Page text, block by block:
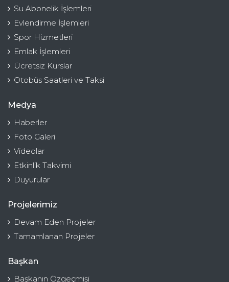
Su Abonelik İşlemleri
Evlendirme İşlemleri
Spor Hizmetleri
Emlak İşlemleri
Ücretsiz Kurslar
Otobüs Saatleri ve Taksi
Medya
Haberler
Foto Galeri
Videolar
Etkinlik Takvimi
Duyurular
Projelerimiz
Devam Eden Projeler
Tamamlanan Projeler
Başkan
Başkanın Özgeçmişi